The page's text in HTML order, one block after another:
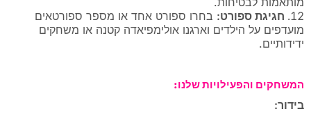
חגיגת ספורט: בחרו ספורט אחד או מספר ספורטאים
מועדפים על הילדים וארגנו אולימפיאדה קטנה או משחקים
ידידותיים.
המשחקים והפעילויות שלנו:
בידור: